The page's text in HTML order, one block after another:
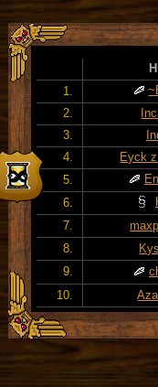
1.
2.
3.
4.
Eyck
5.
6.
7.
8.
9.
10.